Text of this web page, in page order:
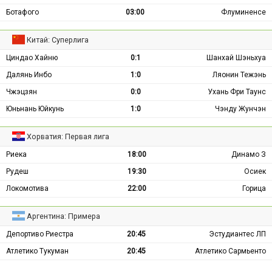
Ботафого
03:00 Флуминенсе
Китай: Суперлига
Циндао Хайню 0:1
Шанхай Шэньхуа
Далянь Инбо
1:0
Ляонин Тежэнь
Чжэцзян
0:0
Ухань Фри Таунс
Юньнань Юйкунь
1:0 Чэнду Жунчэн
Хорватия: Первая лига
Риека 18:00
Динамо З
Рудеш
19:30
Осиек
Локомотива
22:00 Горица
Аргентина: Примера
Депортиво Риестра 20:45
Эстудиантес ЛП
Атлетико Тукуман
20:45
Атлетико Сармьенто